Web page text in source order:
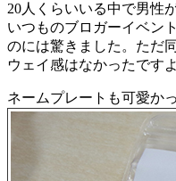
20人くらいいる中で男性
いつものブロガーイベン
のには驚きました。ただ
ウェイ感はなかったですよ
ネームプレートも可愛か